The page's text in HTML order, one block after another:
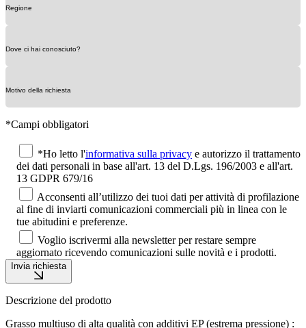
*Campi obbligatori
*Ho letto l'informativa sulla privacy e autorizzo il trattamento
dei dati personali in base all'art. 13 del D.Lgs. 196/2003 e all'art.
13 GDPR 679/16
Acconsenti all’utilizzo dei tuoi dati per attività di profilazione
al fine di inviarti comunicazioni commerciali più in linea con le
tue abitudini e preferenze.
Voglio iscrivermi alla newsletter per restare sempre
aggiornato ricevendo comunicazioni sulle novità e i prodotti.
Invia richiesta
Descrizione del prodotto
Grasso multiuso di alta qualità con additivi EP (estrema pressione) :